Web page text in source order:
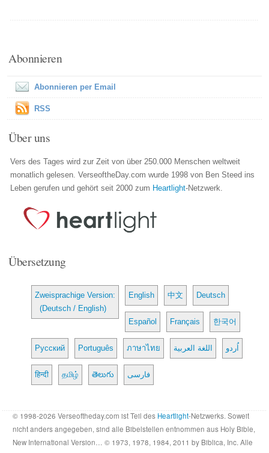
Abonnieren
Abonnieren per Email
RSS
Über uns
Vers des Tages wird zur Zeit von über 250.000 Menschen weltweit
monatlich gelesen. VerseoftheDay.com wurde 1998 von Ben Steed ins
Leben gerufen und gehört seit 2000 zum Heartlight-Netzwerk.
Übersetzung
Zweisprachige Version:
(Deutsch / English)
English 中文 Deutsch
Español Français 한국어
Русский Português ภาษาไทย اللغة العربية اُردو
हिन्दी தமிழ் తెలుగు فارسی
© 1998-2026 Verseoftheday.com ist Teil des Heartlight-Netzwerks. Soweit
nicht anders angegeben, sind alle Bibelstellen entnommen aus Holy Bible,
New International Version… © 1973, 1978, 1984, 2011 by Biblica, Inc. Alle